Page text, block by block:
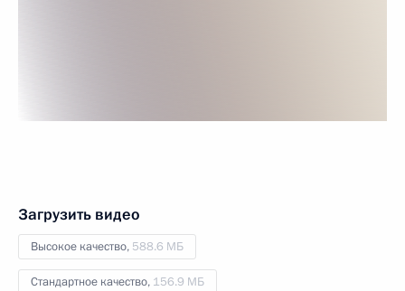
Загрузить видео
Высокое качество, 588.6 МБ
Стандартное качество, 156.9 МБ